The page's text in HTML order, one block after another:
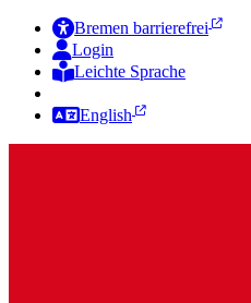
Bremen barrierefrei
Login
Leichte Sprache
English